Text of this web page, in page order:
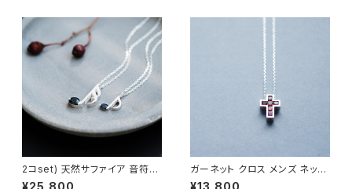
2コset) 天然サファイア 音符
ペア ネックレス シルバー925
ガーネット クロス メンズ ネック
レス シルバー925